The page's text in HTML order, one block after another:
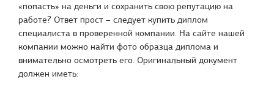
«попасть» на деньги и сохранить свою репутацию на
работе? Ответ прост – следует купить диплом
специалиста в проверенной компании. На сайте нашей
компании можно найти фото образца диплома и
внимательно осмотреть его. Оригинальный документ
должен иметь: